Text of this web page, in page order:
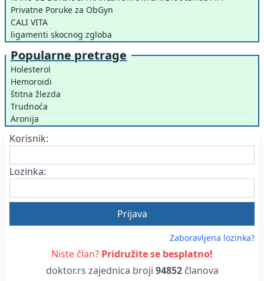
Privatne Poruke za ObGyn
CALI VITA
ligamenti skocnog zgloba
Popularne pretrage
Holesterol
Hemoroidi
štitna žlezda
Trudnoća
Aronija
Korisnik:
Lozinka:
Zaboravljena lozinka?
Niste član? Pridružite se besplatno!
doktor.rs zajednica broji 94852članova